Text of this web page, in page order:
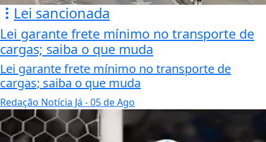
Lei sancionada
Lei garante frete mínimo no transporte de
cargas; saiba o que muda
Lei garante frete mínimo no transporte de
cargas; saiba o que muda
Redação Notícia Já - 05 de Ago